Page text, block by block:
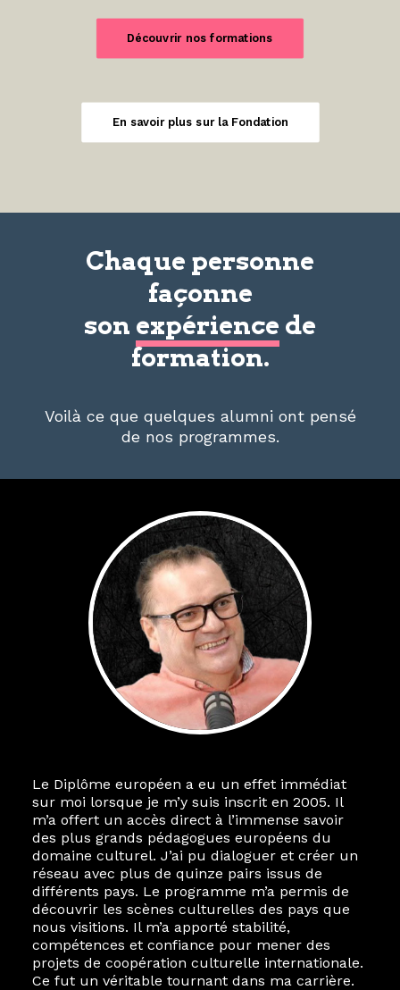
Découvrir nos formations
En savoir plus sur la Fondation
Chaque personne
façonne
son expérience de
formation.
Voilà ce que quelques alumni ont pensé
de nos programmes.
Le Diplôme européen a eu un effet immédiat
sur moi lorsque je m’y suis inscrit en 2005. Il
m’a offert un accès direct à l’immense savoir
des plus grands pédagogues européens du
domaine culturel. J’ai pu dialoguer et créer un
réseau avec plus de quinze pairs issus de
différents pays. Le programme m’a permis de
découvrir les scènes culturelles des pays que
nous visitions. Il m’a apporté stabilité,
compétences et confiance pour mener des
projets de coopération culturelle internationale.
Ce fut un véritable tournant dans ma carrière.